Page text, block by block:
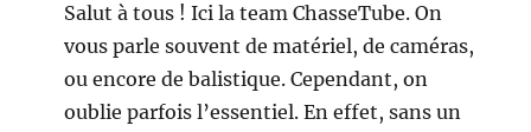
Salut à tous ! Ici la team ChasseTube. On
vous parle souvent de matériel, de caméras,
ou encore de balistique. Cependant, on
oublie parfois l’essentiel. En effet, sans un